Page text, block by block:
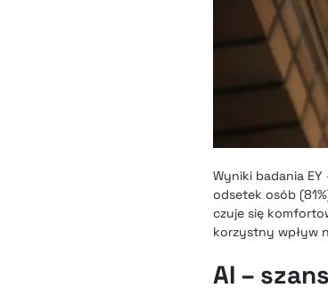
Wyniki badania
odsetek osób
czuje się
korzystny wpływ
AI –